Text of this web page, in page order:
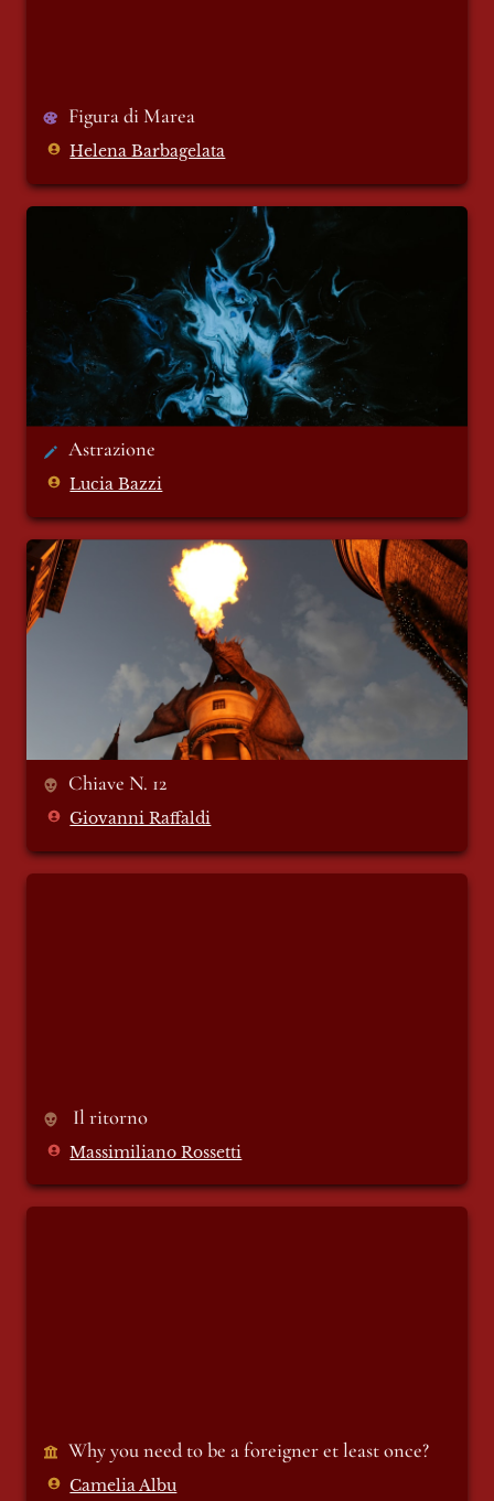
Figura di Marea
Helena Barbagelata
Astrazione
Astrazione
Lucia Bazzi
Chiave N. 12
Chiave N. 12
Giovanni Raffaldi
Il ritorno
Massimiliano Rossetti
Why you need to be a foreigner et least once?
Camelia Albu